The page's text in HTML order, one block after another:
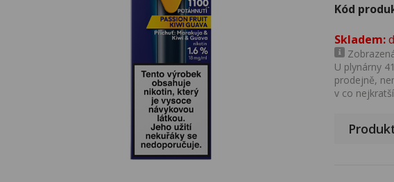
Kód
Skladem:
U plynárny
prodejně,
v co